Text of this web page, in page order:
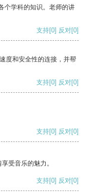
个学科的知识。老师的讲
支持[0] 反对[0]
度和安全性的连接，并帮
支持[0] 反对[0]
支持[0] 反对[0]
受音乐的魅力。
支持[0] 反对[0]